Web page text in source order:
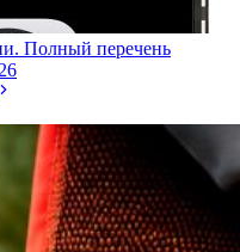
Полный перечень